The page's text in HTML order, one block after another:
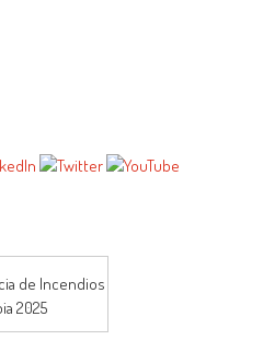
de Incendios
2025